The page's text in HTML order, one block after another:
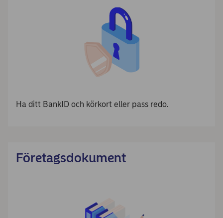
Ha ditt BankID och körkort eller pass redo.
Företagsdokument